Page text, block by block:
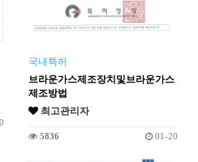
국내특허
브라운가스제조장치및브라운가스
제조방법
최고관리자
5836 01-20